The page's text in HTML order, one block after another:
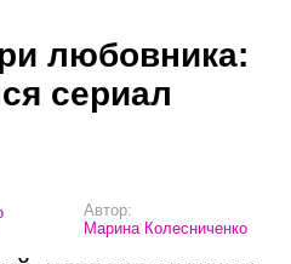
любовника:
сериал
Автор:
Марина Колесниченко